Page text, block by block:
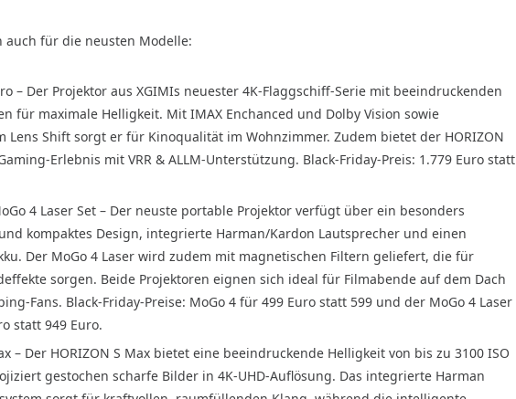
auch für die neusten Modelle:
– Der Projektor aus XGIMIs neuester 4K-Flaggschiff-Serie mit beeindruckenden
für maximale Helligkeit. Mit IMAX Enchanced und Dolby Vision sowie
Lens Shift sorgt er für Kinoqualität im Wohnzimmer. Zudem bietet der HORIZON
Erlebnis mit VRR & ALLM-Unterstützung. Black-Friday-Preis: 1.779 Euro statt
4 Laser Set – Der neuste portable Projektor verfügt über ein besonders
kompaktes Design, integrierte Harman/Kardon Lautsprecher und einen
Der MoGo 4 Laser wird zudem mit magnetischen Filtern geliefert, die für
sorgen. Beide Projektoren eignen sich ideal für Filmabende auf dem Dach
Fans. Black-Friday-Preise: MoGo 4 für 499 Euro statt 599 und der MoGo 4 Laser
statt 949 Euro.
– Der HORIZON S Max bietet eine beeindruckende Helligkeit von bis zu 3100 ISO
gestochen scharfe Bilder in 4K-UHD-Auflösung. Das integrierte Harman